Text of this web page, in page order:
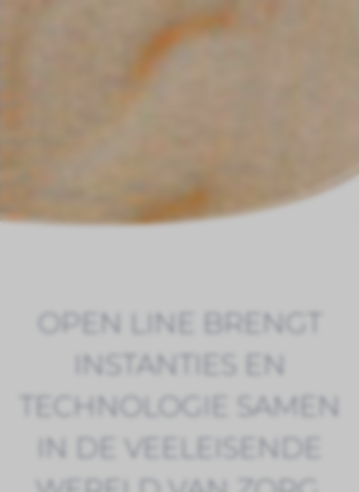
OPEN LINE BRENGT
INSTANTIES EN
TECHNOLOGIE SAMEN
IN DE VEELEISENDE